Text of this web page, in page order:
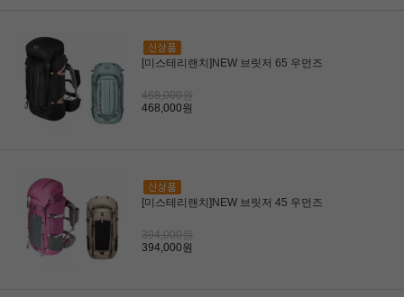
[미스테리랜치]NEW 브릿저 65 우먼즈
468,000원
468,000원
[미스테리랜치]NEW 브릿저 45 우먼즈
394,000원
394,000원